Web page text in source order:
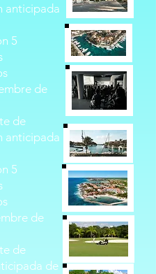
anticipada
5
de
de
anticipada
5
de
de
de